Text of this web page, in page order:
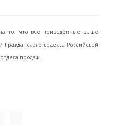
то, что все приведённые выше
кодекса Российской
продаж.